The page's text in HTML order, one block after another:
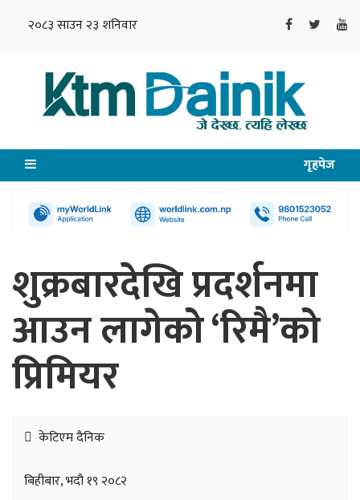
२०८३ साउन २३ शनिवार
गृहपेज
शुक्रबारदेखि प्रदर्शनमा
आउन लागेको ‘रिमै’को
प्रिमियर
केटिएम दैनिक
बिहीबार, भदौ १९ २०८२